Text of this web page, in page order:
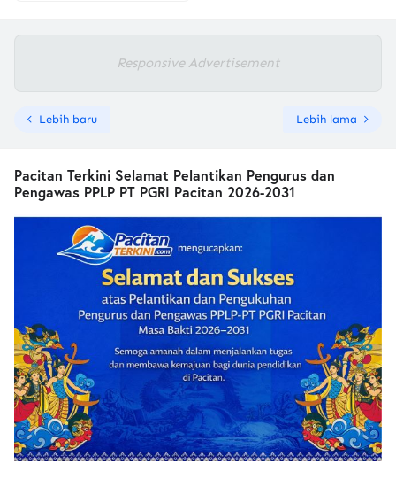
Responsive Advertisement
Lebih baru Lebih lama
Pacitan Terkini Selamat Pelantikan Pengurus dan
Pengawas PPLP PT PGRI Pacitan 2026-2031